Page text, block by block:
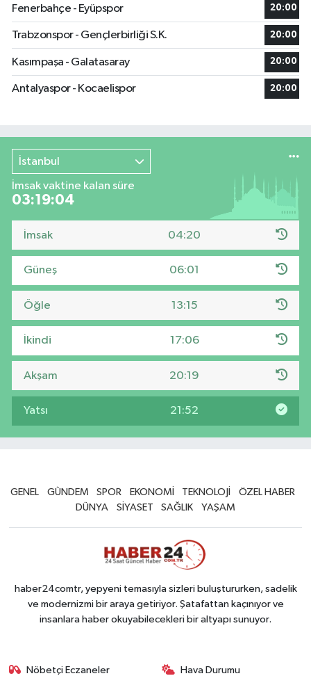
Fenerbahçe - Eyüpspor 20:00
Trabzonspor - Gençlerbirliği S.K. 20:00
Kasımpaşa - Galatasaray 20:00
Antalyaspor - Kocaelispor 20:00
İstanbul
İmsak vaktine kalan süre
03:19:03
İmsak 04:20
Güneş 06:01
Öğle 13:15
İkindi 17:06
Akşam 20:19
Yatsı 21:52
GENEL GÜNDEM SPOR EKONOMİ TEKNOLOJİ
ÖZEL HABER
DÜNYA
SİYASET SAĞLIK YAŞAM
haber24comtr, yepyeni temasıyla sizleri buluştururken, sadelik
ve modernizmi bir araya getiriyor. Şatafattan kaçınıyor ve
insanlara haber okuyabilecekleri bir altyapı sunuyor.
Nöbetçi Eczaneler Hava Durumu